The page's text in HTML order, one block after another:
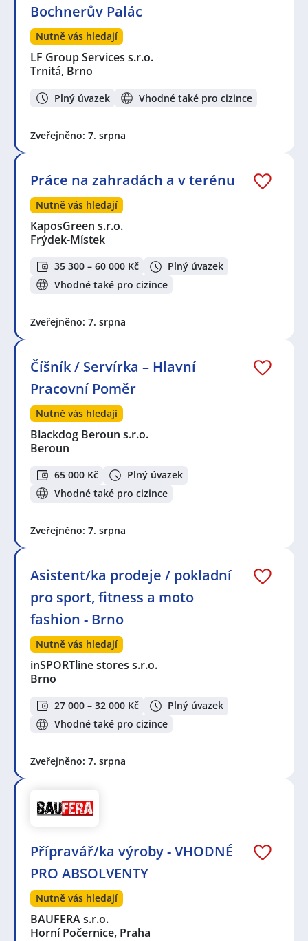
Bochnerův Palác
Nutně vás hledají
LF Group Services s.r.o.
Trnitá, Brno
Plný úvazek Vhodné také pro cizince
Zveřejněno: 7. srpna
Práce na zahradách a v terénu
Nutně vás hledají
KaposGreen s.r.o.
Frýdek-Místek
35 300 – 60 000 Kč
Plný úvazek
Vhodné také pro cizince
Zveřejněno: 7. srpna
Číšník / Servírka – Hlavní
Pracovní Poměr
Nutně vás hledají
Blackdog Beroun s.r.o.
Beroun
65 000 Kč
Plný úvazek
Vhodné také pro cizince
Zveřejněno: 7. srpna
Asistent/ka prodeje / pokladní
pro sport, fitness a moto
fashion - Brno
Nutně vás hledají
inSPORTline stores s.r.o.
Brno
27 000 – 32 000 Kč
Plný úvazek
Vhodné také pro cizince
Zveřejněno: 7. srpna
Přípravář/ka výroby - VHODNÉ
PRO ABSOLVENTY
Nutně vás hledají
BAUFERA s.r.o.
Horní Počernice, Praha